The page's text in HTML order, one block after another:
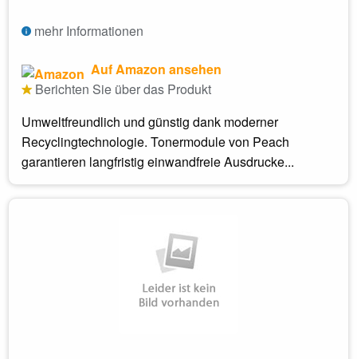
mehr Informationen
Auf Amazon ansehen
Berichten Sie über das Produkt
Umweltfreundlich und günstig dank moderner
Recyclingtechnologie. Tonermodule von Peach
garantieren langfristig einwandfreie Ausdrucke...